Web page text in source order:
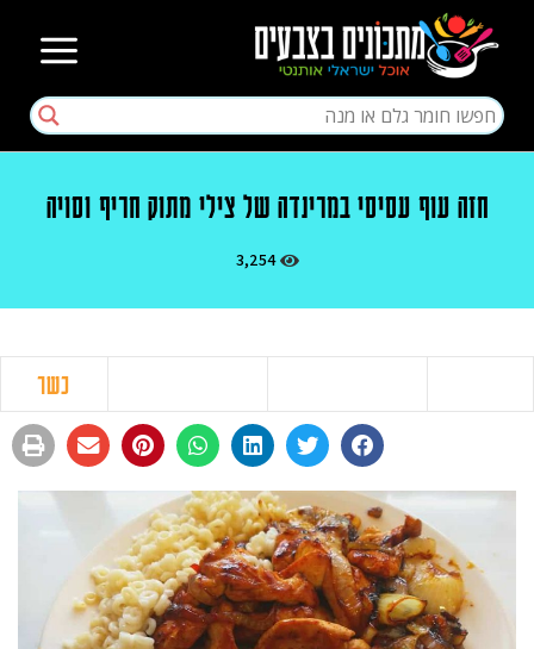
חזה עוף עסיסי במרינדה של צילי מתוק חריף וסויה
3,254
כשר